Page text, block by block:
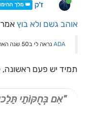
ז'ק 👑 מלך
אוהב גשם ולא בוץ
ADA נראה לי ב50 שנה האחרונות לא היה 1300 מ"מ בירושלים
תמיד יש פעם
"אִם בְּחֻקּוֹתַי